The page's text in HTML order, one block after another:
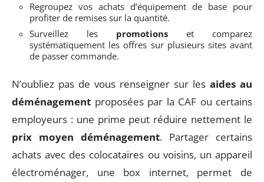
Regroupez vos achats d’équipement de base pour
profiter de remises sur la quantité.
Surveillez les promotions et comparez
systématiquement les offres sur plusieurs sites avant
de passer commande.
N’oubliez pas de vous renseigner sur les aides au
déménagement proposées par la CAF ou certains
employeurs : une prime peut réduire nettement le
prix moyen déménagement. Partager certains
achats avec des colocataires ou voisins, un appareil
électroménager, une box internet, permet de